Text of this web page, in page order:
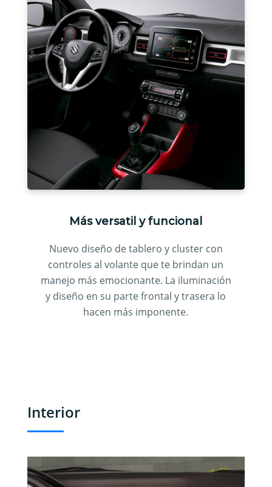
Más versatil y funcional
Nuevo diseño de tablero y cluster con
controles al volante que te brindan un
manejo más emocionante. La iluminación
y diseño en su parte frontal y trasera lo
hacen más imponente.
Interior